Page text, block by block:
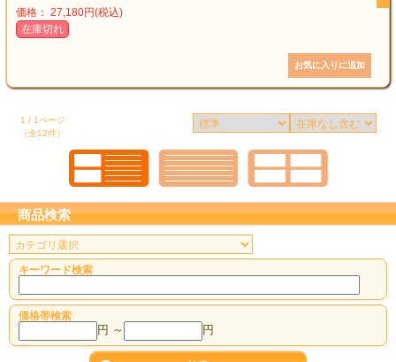
価格： 27,180円(税込)
在庫切れ
1 / 1ページ
（全12件）
商品検索
キーワード検索
価格帯検索
円 ～ 円